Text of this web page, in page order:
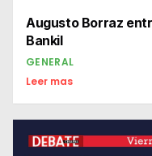
Augusto Borraz
Bankil
GENERAL
Leer mas